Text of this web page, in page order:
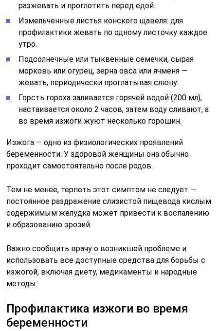
разжевать и проглотить перед едой.
Измельченные листья конского щавеля: для
профилактики жевать по одному листочку каждое
утро.
Подсолнечные или тыквенные семечки, сырая
морковь или огурец, зерна овса или ячменя —
жевать, периодически проглатывая слюну.
Горсть гороха заливается горячей водой (200 мл),
настаивается около 2 часов, затем воду сливают, а
во время изжоги жуют несколько горошин.
Изжога — одно из физиологических проявлений
беременности. У здоровой женщины она обычно
проходит самостоятельно после родов.
Тем не менее, терпеть этот симптом не следует —
постоянное раздражение слизистой пищевода кислым
содержимым желудка может привести к воспалению
и образованию эрозий.
Важно сообщить врачу о возникшей проблеме и
использовать все доступные средства для борьбы с
изжогой, включая диету, медикаменты и народные
методы.
Профилактика изжоги во время
беременности